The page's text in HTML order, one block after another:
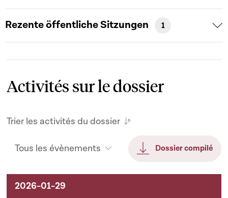
Rezente öffentliche Sitzungen 1
Activités sur le dossier
Trier les activités du dossier
Tous les évènements Dossier compilé
Activités sur le dossier